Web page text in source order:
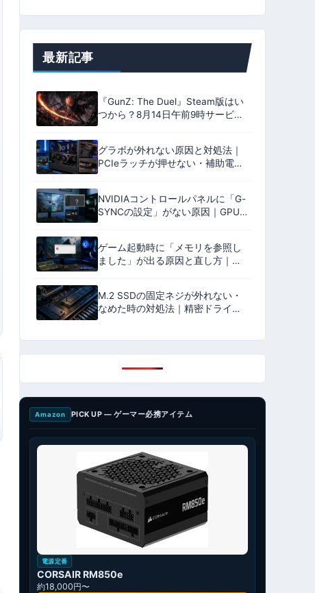
【2026年版】
最新記事
『GunZ: The Duel』Steam版はい
つから？8月14日午前9時サービス
開始・日本語対応・必要スペック
を解説
グラボが外れない原因と対処法｜
PCIeラッチが押せない・補助電源
(12V-2×6)が抜けない時の安全な外
し方【2026年版】
NVIDIAコントロールパネルに「G-
SYNCの設定」がない原因｜GPU
接続・Optimus・モニター設定を
確認【2026年版】
ゲーム起動時に「メモリを参照し
ました」が出る原因と直し方｜
0xc0000005・RAM・DLLを確認
M.2 SSDの固定ネジが外れない・
なめた時の対処法｜精密ドライバ
ーの選び方とマザーボードを傷つ
Amazon PICK UP — ゲーマー必携アイテム
電源定番
CORSAIR RM850e
約18,000円〜